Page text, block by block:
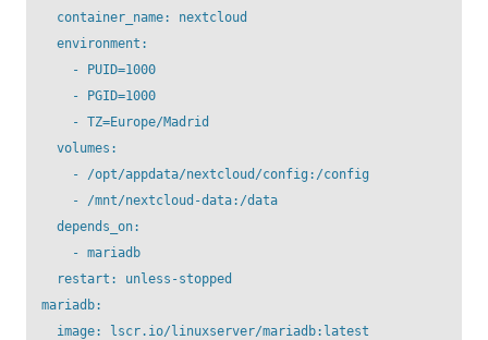
    container_name: nextcloud
    environment:
      - PUID=1000
      - PGID=1000
      - TZ=Europe/Madrid
    volumes:
      - /opt/appdata/nextcloud/config:/config
      - /mnt/nextcloud-data:/data
    depends_on:
      - mariadb
    restart: unless-stopped
  mariadb:
    image: lscr.io/linuxserver/mariadb:latest